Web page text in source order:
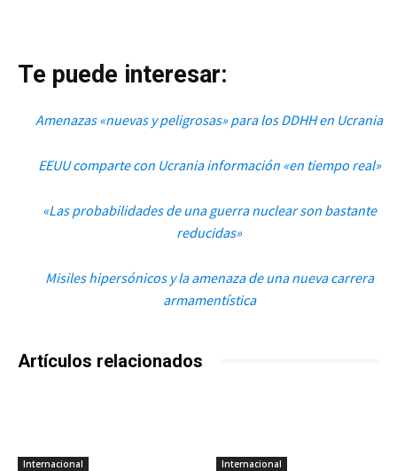
Te puede interesar:
Amenazas «nuevas y peligrosas» para los DDHH en Ucrania
EEUU comparte con Ucrania información «en tiempo real»
«Las probabilidades de una guerra nuclear son bastante
reducidas»
Misiles hipersónicos y la amenaza de una nueva carrera
armamentística
Artículos relacionados
Internacional Internacional